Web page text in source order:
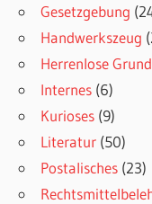
Gesetzgebung
Handwerkszeug
Herrenlose
Internes (6)
Kurioses (9)
Literatur (50)
Postalisches (23)